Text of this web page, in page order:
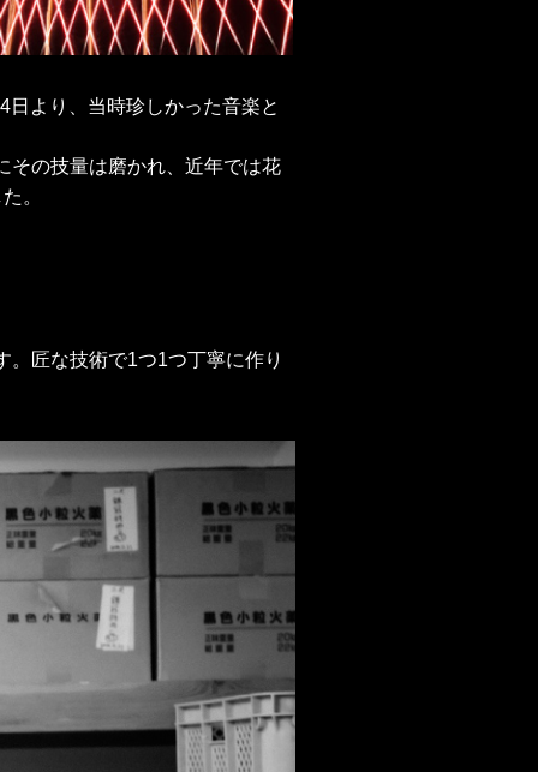
より、当時珍しかった音楽と
その技量は磨かれ、近年では花
。
匠な技術で1つ1つ丁寧に作り